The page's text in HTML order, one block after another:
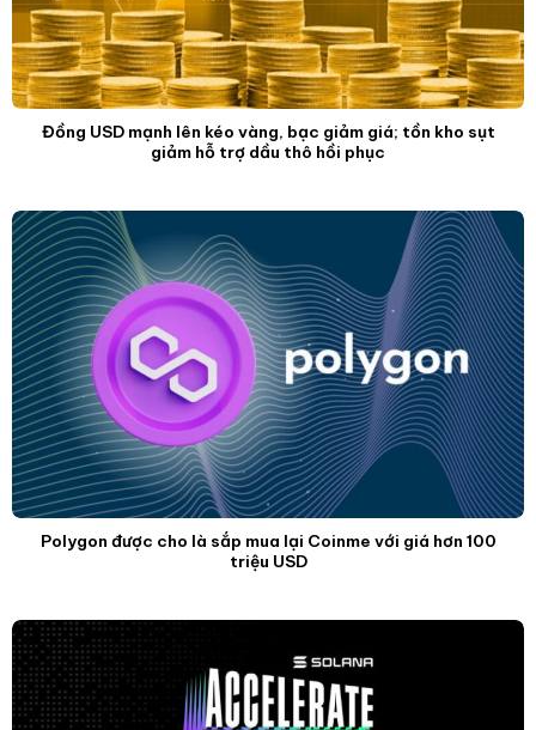
Đồng USD mạnh lên kéo vàng, bạc giảm giá; tồn kho sụt
giảm hỗ trợ dầu thô hồi phục
Polygon được cho là sắp mua lại Coinme với giá hơn 100
triệu USD